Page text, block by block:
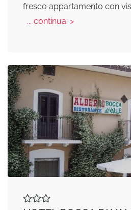
fresco appartamento con
... continua: >